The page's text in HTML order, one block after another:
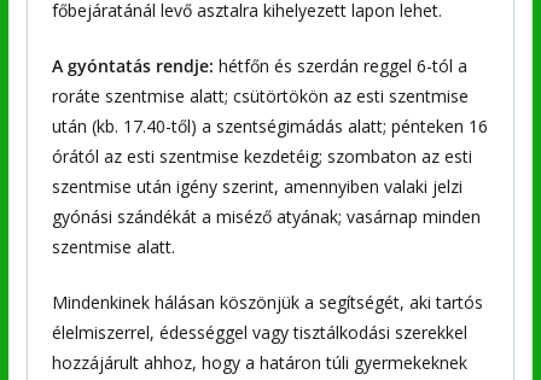
főbejáratánál levő asztalra kihelyezett lapon lehet.
A gyóntatás rendje: hétfőn és szerdán reggel 6-tól a
roráte szentmise alatt; csütörtökön az esti szentmise
után (kb. 17.40-től) a szentségimádás alatt; pénteken 16
órától az esti szentmise kezdetéig; szombaton az esti
szentmise után igény szerint, amennyiben valaki jelzi
gyónási szándékát a miséző atyának; vasárnap minden
szentmise alatt.
Mindenkinek hálásan köszönjük a segítségét, aki tartós
élelmiszerrel, édességgel vagy tisztálkodási szerekkel
hozzájárult ahhoz, hogy a határon túli gyermekeknek